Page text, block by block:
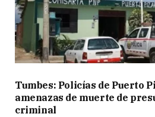
Tumbes: Policías de Puerto
amenazas de muerte de
criminal